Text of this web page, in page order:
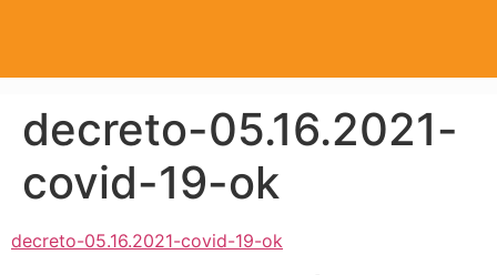
decreto-05.16.2021-
covid-19-ok
decreto-05.16.2021-covid-19-ok